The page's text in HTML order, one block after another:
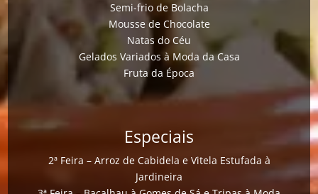
Semi-frio de Bolacha
Mousse de Chocolate
Natas do Céu
Gelados Variados à Moda da Casa
Fruta da Época
Especiais
2ª Feira – Arroz de Cabidela e Vitela Estufada à
Jardineira